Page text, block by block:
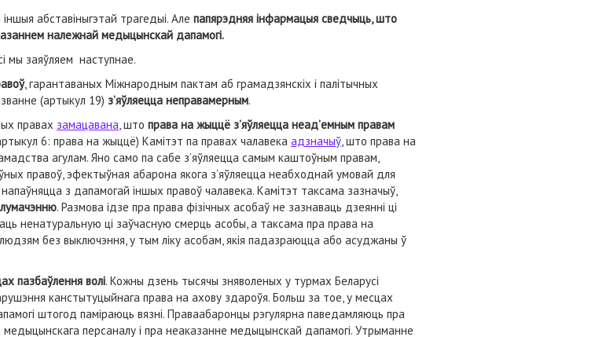
абставіныгэтай трагедыі. Але папярэдняя інфармацыя сведчыць, што
належнай медыцынскай дапамогі.
мы заяўляем наступнае.
, гарантаваных Міжнародным пактам аб грамадзянскіх і палітычных
(артыкул 19) з’яўляецца неправамерным.
правах замацавана, што права на жыццё з’яўляецца неад’емным правам
6: права на жыццё) Камітэт па правах чалавека адзначыў, што права на
агулам. Яно само па сабе з’яўляецца самым каштоўным правам,
правоў, эфектыўная абарона якога з’яўляецца неабходнай умовай для
з дапамогай іншых правоў чалавека. Камітэт таксама зазначыў,
. Размова ідзе пра права фізічных асобаў не зазнаваць дзеянні ці
ненатуральную ці заўчасную смерць асобы, а таксама пра права на
без выключэння, у тым ліку асобам, якія падазраюцца або асуджаны ў
пазбаўлення волі. Кожны дзень тысячы зняволеных у турмах Беларусі
канстытуцыйнага права на ахову здароўя. Больш за тое, у месцах
штогод паміраюць вязні. Праваабаронцы рэгулярна паведамляюць пра
персаналу і пра неаказанне медыцынскай дапамогі. Утрыманне